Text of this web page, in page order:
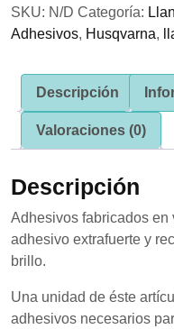
2
cantidad
SKU: N/D Categoría:
Adhesivos, Husqvarna,
Descripción
Valoraciones (0)
Descripción
Adhesivos fabricados
adhesivo extrafuerte y
brillo.
Una unidad de éste
adhesivos necesarios
Para que
podamos
de la web, en
base a cómo
se usa la
web.
Para que
nuestra web
funcione lo
durante tu
visita. Si
rechaza estas